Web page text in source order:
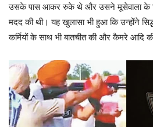
उसके पास आकर रुके थे और उसने मूसेवाला के
मदद की थी। यह खुलासा भी हुआ कि उन्होंने
कर्मियों के साथ भी बातचीत की और कैमरे आदि